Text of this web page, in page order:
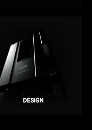
DESIGN